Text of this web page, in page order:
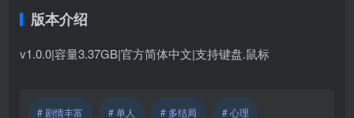
版本介绍
v1.0.0|容量3.37GB|官方简体中文|支持键盘.鼠标
# 剧情丰富 # 单人 # 多结局 # 心理